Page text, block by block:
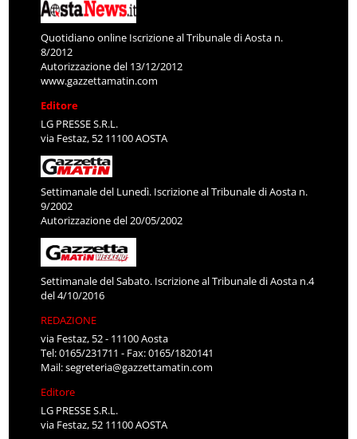
Quotidiano online Iscrizione al Tribunale di Aosta n.
8/2012
Autorizzazione del 13/12/2012
www.gazzettamatin.com
Editore
LG PRESSE S.R.L.
via Festaz, 52 11100 AOSTA
Settimanale del Lunedì. Iscrizione al Tribunale di Aosta n.
9/2002
Autorizzazione del 20/05/2002
Settimanale del Sabato. Iscrizione al Tribunale di Aosta n.4
del 4/10/2016
REDAZIONE
via Festaz, 52 - 11100 Aosta
Tel: 0165/231711 - Fax: 0165/1820141
Mail:segreteria@gazzettamatin.com
Editore
LG PRESSE S.R.L.
via Festaz, 52 11100 AOSTA